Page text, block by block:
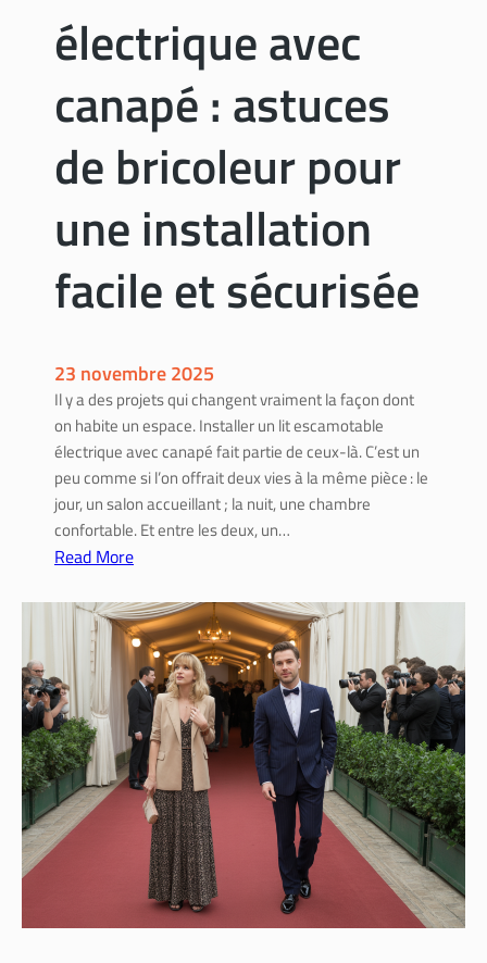
a
b
o
c
l
i
m
q
e
c
h
e
z
s
:
c
o
m
p
a
r
t
électrique avec
canapé : astuces
de bricoleur pour
une installation
facile et sécurisée
23 novembre 2025
Il y a des projets qui changent vraiment la façon dont
on habite un espace. Installer un lit escamotable
électrique avec canapé fait partie de ceux-là. C’est un
peu comme si l’on offrait deux vies à la même pièce : le
jour, un salon accueillant ; la nuit, une chambre
confortable. Et entre les deux, un…
Read More
L
i
t
e
s
c
a
m